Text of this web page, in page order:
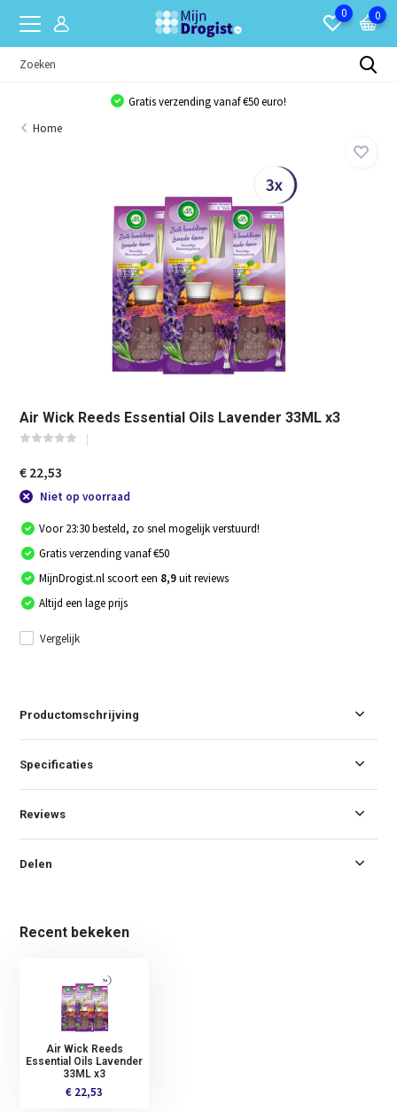
0 0
Gratis verzending vanaf €50 euro!
Home
Air Wick Reeds Essential Oils Lavender 33ML x3
€ 22,53
Niet op voorraad
Voor 23:30 besteld, zo snel mogelijk verstuurd!
Gratis verzending vanaf €50
MijnDrogist.nl scoort een 8,9uit reviews
Altijd een lage prijs
Vergelijk
Productomschrijving
Specificaties
Reviews
Delen
Recent bekeken
Air Wick Reeds
Essential Oils Lavender
33ML x3
€ 22,53